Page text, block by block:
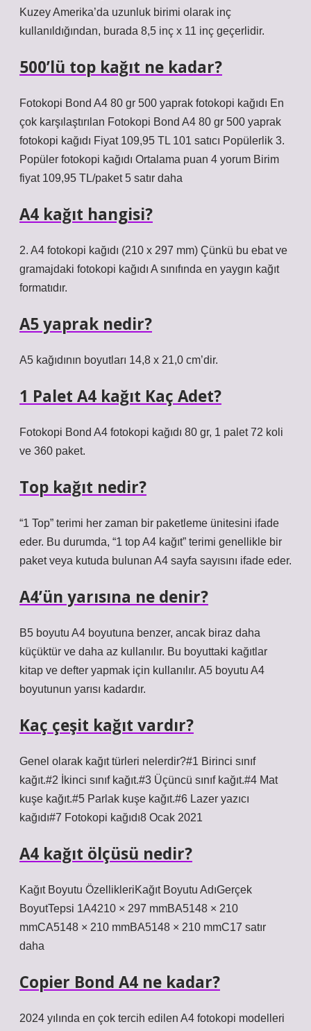
Kuzey Amerika’da uzunluk birimi olarak inç
kullanıldığından, burada 8,5 inç x 11 inç geçerlidir.
500’lü top kağıt ne kadar?
Fotokopi Bond A4 80 gr 500 yaprak fotokopi kağıdı En
çok karşılaştırılan Fotokopi Bond A4 80 gr 500 yaprak
fotokopi kağıdı Fiyat 109,95 TL 101 satıcı Popülerlik 3.
Popüler fotokopi kağıdı Ortalama puan 4 yorum Birim
fiyat 109,95 TL/paket 5 satır daha
A4 kağıt hangisi?
2. A4 fotokopi kağıdı (210 x 297 mm) Çünkü bu ebat ve
gramajdaki fotokopi kağıdı A sınıfında en yaygın kağıt
formatıdır.
A5 yaprak nedir?
A5 kağıdının boyutları 14,8 x 21,0 cm’dir.
1 Palet A4 kağıt Kaç Adet?
Fotokopi Bond A4 fotokopi kağıdı 80 gr, 1 palet 72 koli
ve 360 ​​paket.
Top kağıt nedir?
“1 Top” terimi her zaman bir paketleme ünitesini ifade
eder. Bu durumda, “1 top A4 kağıt” terimi genellikle bir
paket veya kutuda bulunan A4 sayfa sayısını ifade eder.
A4’ün yarısına ne denir?
B5 boyutu A4 boyutuna benzer, ancak biraz daha
küçüktür ve daha az kullanılır. Bu boyuttaki kağıtlar
kitap ve defter yapmak için kullanılır. A5 boyutu A4
boyutunun yarısı kadardır.
Kaç çeşit kağıt vardır?
Genel olarak kağıt türleri nelerdir?#1 Birinci sınıf
kağıt.#2 İkinci sınıf kağıt.#3 Üçüncü sınıf kağıt.#4 Mat
kuşe kağıt.#5 Parlak kuşe kağıt.#6 Lazer yazıcı
kağıdı#7 Fotokopi kağıdı8 Ocak 2021
A4 kağıt ölçüsü nedir?
Kağıt Boyutu ÖzellikleriKağıt Boyutu AdıGerçek
BoyutTepsi 1A4210 × 297 mmBA5148 × 210
mmCA5148 × 210 mmBA5148 × 210 mmC17 satır
daha
Copier Bond A4 ne kadar?
2024 yılında en çok tercih edilen A4 fotokopi modelleri